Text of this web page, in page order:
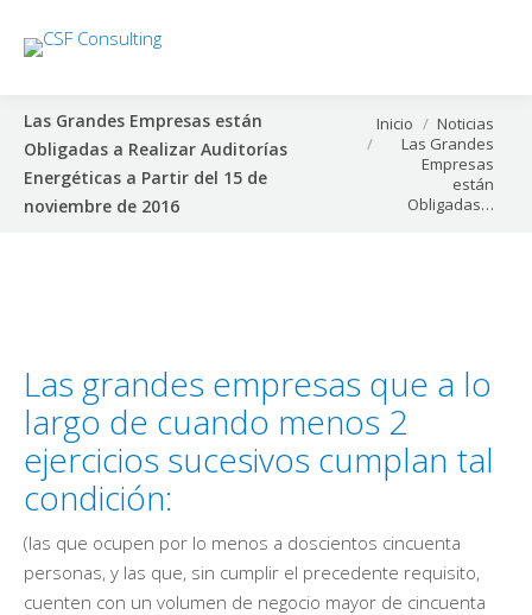
Las Grandes Empresas están
Obligadas a Realizar Auditorías
Energéticas a Partir del 15 de
noviembre de 2016
Estás aquí:
Inicio
Noticias
Las Grandes
Empresas
están
Obligadas…
Las grandes empresas que a lo
largo de cuando menos 2
ejercicios sucesivos cumplan tal
condición:
(las que ocupen por lo menos a doscientos cincuenta
personas, y las que, sin cumplir el precedente requisito,
cuenten con un volumen de negocio mayor de cincuenta